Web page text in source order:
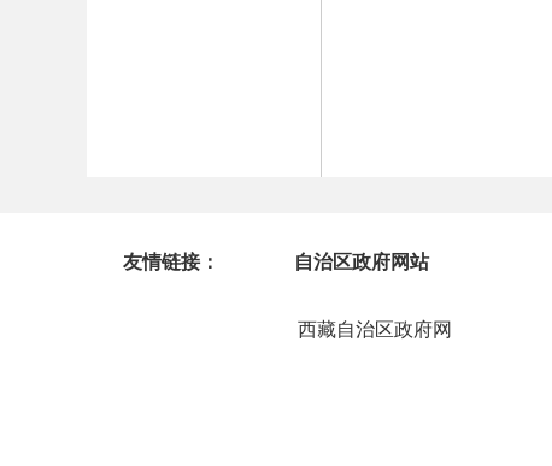
友情链接： 自治区政府网站
西藏自治区政府网